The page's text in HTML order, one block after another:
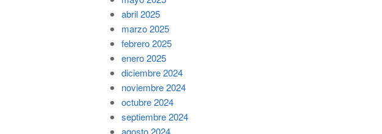
abril 2025
marzo 2025
febrero 2025
enero 2025
diciembre 2024
noviembre 2024
octubre 2024
septiembre 2024
agosto 2024